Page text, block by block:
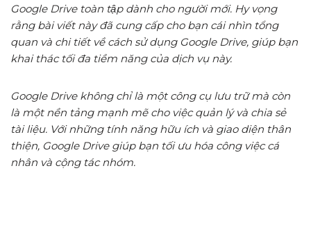
Google Drive toàn tập dành cho người mới. Hy vọng
rằng bài viết này đã cung cấp cho bạn cái nhìn tổng
quan và chi tiết về cách sử dụng Google Drive, giúp bạn
khai thác tối đa tiềm năng của dịch vụ này.
Google Drive không chỉ là một công cụ lưu trữ mà còn
là một nền tảng mạnh mẽ cho việc quản lý và chia sẻ
tài liệu. Với những tính năng hữu ích và giao diện thân
thiện, Google Drive giúp bạn tối ưu hóa công việc cá
nhân và cộng tác nhóm.